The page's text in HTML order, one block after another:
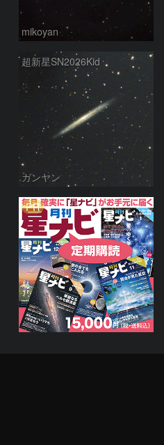
mikoyan
超新星SN2026Kid
ガンヤン
PR